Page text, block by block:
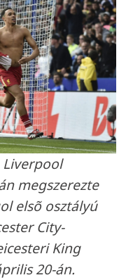
Liverpool
megszerezte
elsõ osztályú
City-
King
20-án.